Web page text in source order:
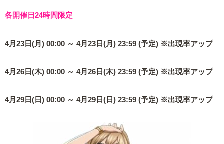
各開催日24時間限定
4月23日(月) 00:00 ～ 4月23日(月) 23:59 (予定) ※出現率アップ
4月26日(木) 00:00 ～ 4月26日(木) 23:59 (予定) ※出現率アップ
4月29日(日) 00:00 ～ 4月29日(日) 23:59 (予定) ※出現率アップ